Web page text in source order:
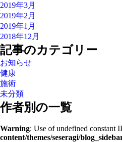
2019年3月
2019年2月
2019年1月
2018年12月
記事のカテゴリー
お知らせ
健康
施術
未分類
作者別の一覧
Warning: Use of undefined constant
content/themes/seseragi/